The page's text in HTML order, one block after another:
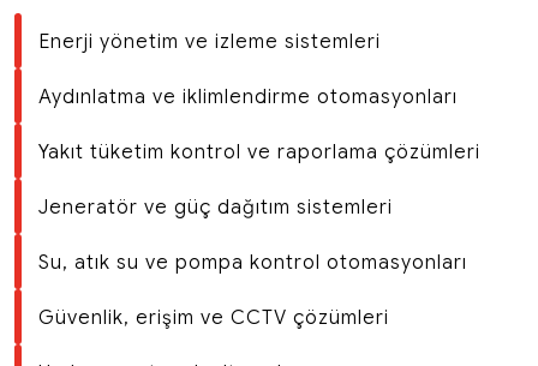
Enerji yönetim ve izleme sistemleri
Aydınlatma ve iklimlendirme otomasyonları
Yakıt tüketim kontrol ve raporlama çözümleri
Jeneratör ve güç dağıtım sistemleri
Su, atık su ve pompa kontrol otomasyonları
Güvenlik, erişim ve CCTV çözümleri